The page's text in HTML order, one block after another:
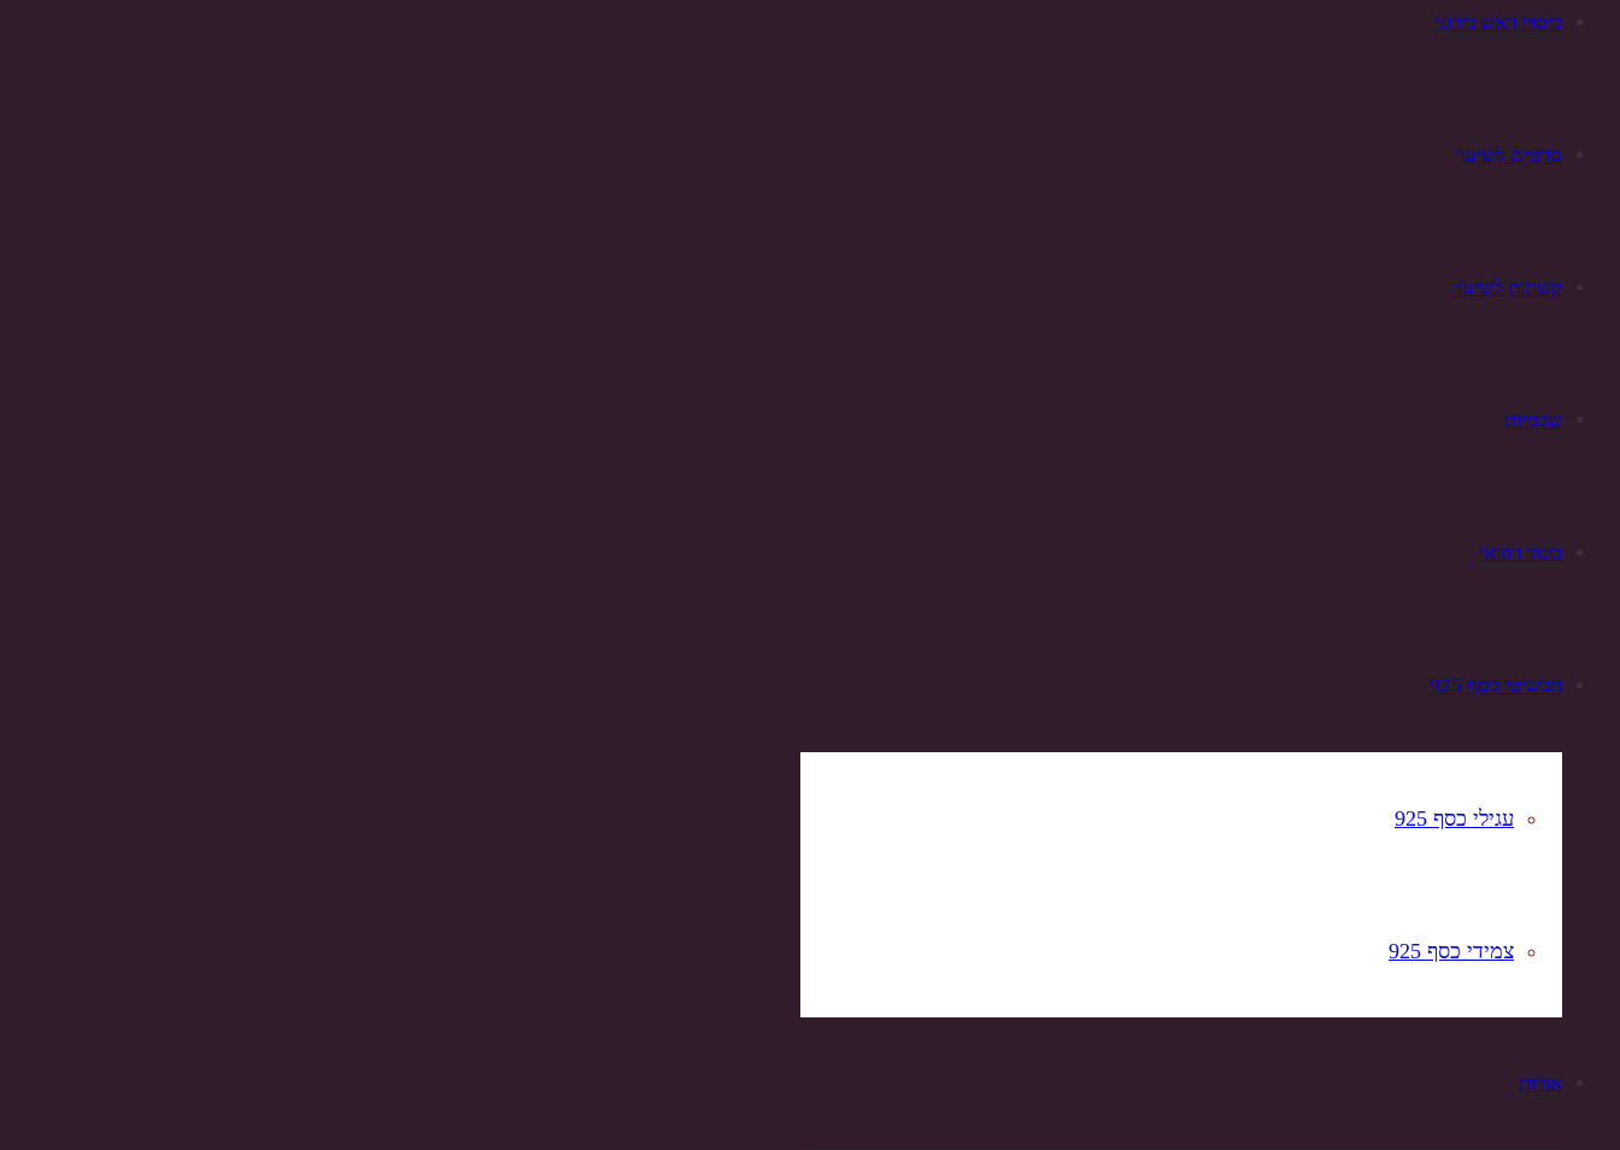
כיסויי ראש כירוגי
סרטים לשיער
קשתות לשיער
שכמיות
ביגוד רפואי
תכשיטי כסף 925
עגילי כסף 925
צמידי כסף 925
אודות